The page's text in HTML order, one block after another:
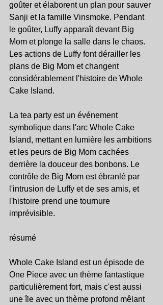
goûter et élaborent un plan pour sauver
Sanji et la famille Vinsmoke. Pendant
le goûter, Luffy apparaît devant Big
Mom et plonge la salle dans le chaos.
Les actions de Luffy font dérailler les
plans de Big Mom et changent
considérablement l'histoire de Whole
Cake Island.
La tea party est un événement
symbolique dans l'arc Whole Cake
Island, mettant en lumière les ambitions
et les peurs de Big Mom cachées
derrière la douceur des bonbons. Le
contrôle de Big Mom est ébranlé par
l'intrusion de Luffy et de ses amis, et
l'histoire prend une tournure
imprévisible.
résumé
Whole Cake Island est un épisode de
One Piece avec un thème fantastique
particulièrement fort, mais c'est aussi
une île avec un thème profond mêlant